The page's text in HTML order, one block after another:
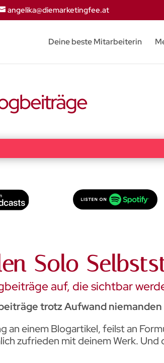
angelika@diemarketingfee.at
Deine beste Mitarbeiterin
Solo
auf, die sichtbar
trotz Aufwand
an einem Blogartikel, feilst an
zufrieden mit deinem Werk. Und